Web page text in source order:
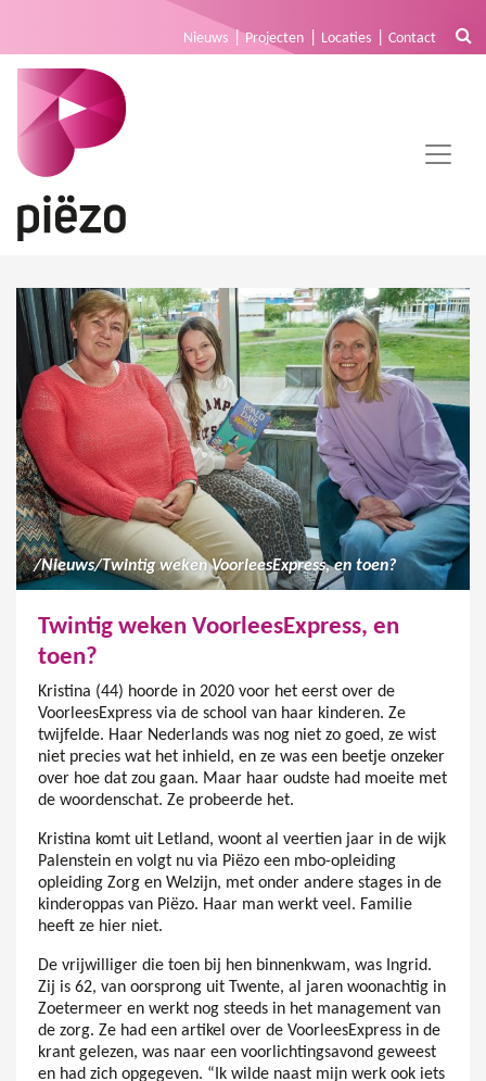
Nieuws Projecten Locaties Contact
/Nieuws/Twintig weken VoorleesExpress, en toen?
Twintig weken VoorleesExpress, en
toen?
Kristina (44) hoorde in 2020 voor het eerst over de
VoorleesExpress via de school van haar kinderen. Ze
twijfelde. Haar Nederlands was nog niet zo goed, ze wist
niet precies wat het inhield, en ze was een beetje onzeker
over hoe dat zou gaan. Maar haar oudste had moeite met
de woordenschat. Ze probeerde het.
Kristina komt uit Letland, woont al veertien jaar in de wijk
Palenstein en volgt nu via Piëzo een mbo-opleiding
opleiding Zorg en Welzijn, met onder andere stages in de
kinderoppas van Piëzo. Haar man werkt veel. Familie
heeft ze hier niet.
De vrijwilliger die toen bij hen binnenkwam, was Ingrid.
Zij is 62, van oorsprong uit Twente, al jaren woonachtig in
Zoetermeer en werkt nog steeds in het management van
de zorg. Ze had een artikel over de VoorleesExpress in de
krant gelezen, was naar een voorlichtingsavond geweest
en had zich opgegeven. “Ik wilde naast mijn werk ook iets